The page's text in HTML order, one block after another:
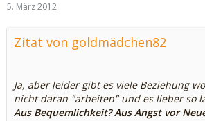
5. März 2012
Zitat von goldmädchen82
Ja, aber leider gibt es viele Beziehung
nicht daran "arbeiten" und es lieber so
Aus Bequemlichkeit? Aus Angst vor